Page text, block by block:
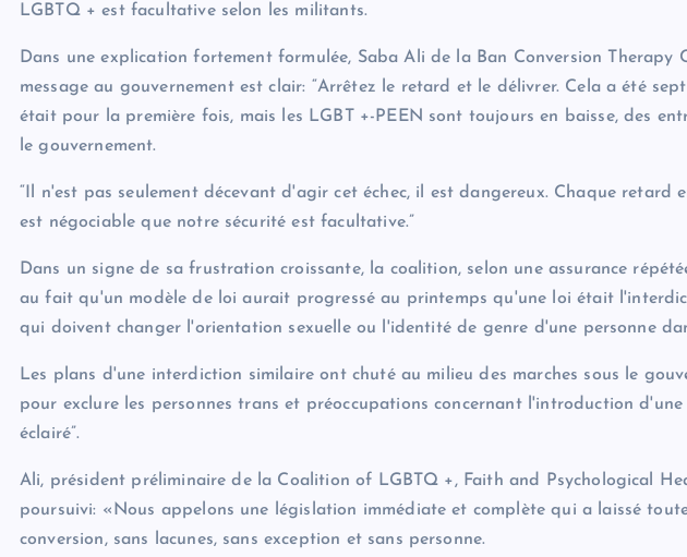
LGBTQ + est facultative selon les militants.
Dans une explication fortement formulée, Saba Ali de la Ban Conversion Therapy
message au gouvernement est clair: “Arrêtez le retard et le délivrer. Cela a été
était pour la première fois, mais les LGBT +-PEEN sont toujours en baisse, des
le gouvernement.
“Il n'est pas seulement décevant d'agir cet échec, il est dangereux. Chaque retard
est négociable que notre sécurité est facultative.”
Dans un signe de sa frustration croissante, la coalition, selon une assurance
au fait qu'un modèle de loi aurait progressé au printemps qu'une loi était
qui doivent changer l'orientation sexuelle ou l'identité de genre d'une personne
Les plans d'une interdiction similaire ont chuté au milieu des marches sous le
pour exclure les personnes trans et préoccupations concernant l'introduction d'une
éclairé”.
Ali, président préliminaire de la Coalition of LGBTQ +, Faith and Psychological
poursuivi: «Nous appelons une législation immédiate et complète qui a laissé
conversion, sans lacunes, sans exception et sans personne.